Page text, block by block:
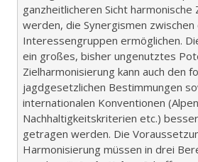
ganzheitlicheren Sicht
werden, die Synergismen zwischen
Interessengruppen ermöglichen.
ein großes, bisher ungenutztes
Zielharmonisierung kann auch den
jagdgesetzlichen Bestimmungen
internationalen Konventionen
Nachhaltigkeitskriterien etc.)
getragen werden. Die
Harmonisierung müssen in drei